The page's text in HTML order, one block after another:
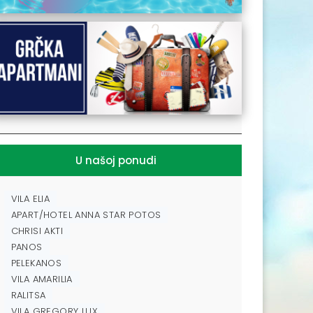
U našoj ponudi
VILA ELIA
APART/HOTEL ANNA STAR POTOS
CHRISI AKTI
PANOS
PELEKANOS
VILA AMARILIA
RALITSA